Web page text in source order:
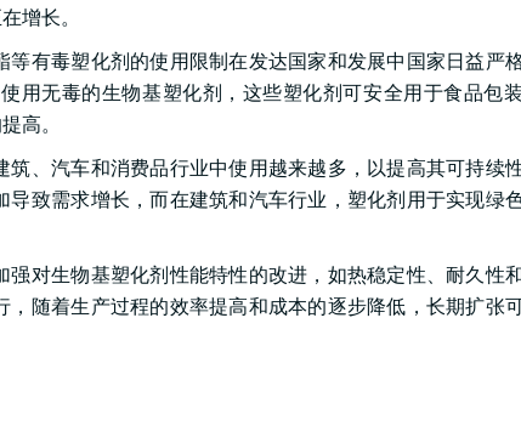
增长。
有毒塑化剂的使用限制在发达国家和发展中国家日益严
用无毒的生物基塑化剂，这些塑化剂可安全用于食品包
高。
、汽车和消费品行业中使用越来越多，以提高其可持续
致需求增长，而在建筑和汽车行业，塑化剂用于实现绿
对生物基塑化剂性能特性的改进，如热稳定性、耐久性
随着生产过程的效率提高和成本的逐步降低，长期扩张